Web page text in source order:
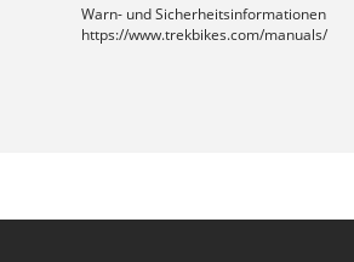
Warn- und Sicherheitsinformationen
https://www.trekbikes.com/manuals/